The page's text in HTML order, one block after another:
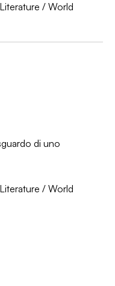
Literature / World
di uno
Literature / World